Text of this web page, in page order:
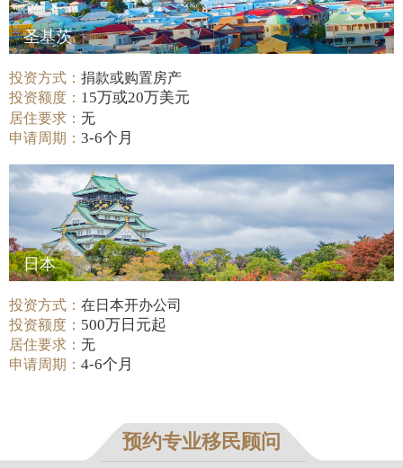
圣基茨
投资方式：捐款或购置房产
投资额度： 15万或20万美元
居住要求：无
申请周期：3-6个月
日本
投资方式：在日本开办公司
投资额度： 500万日元起
居住要求：无
申请周期：4-6个月
预约专业移民顾问